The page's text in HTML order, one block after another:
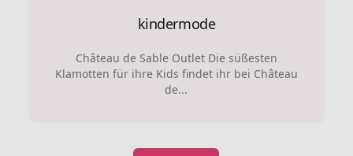
kindermode
Château de Sable Outlet Die süßesten
Klamotten für ihre Kids findet ihr bei Château
de...